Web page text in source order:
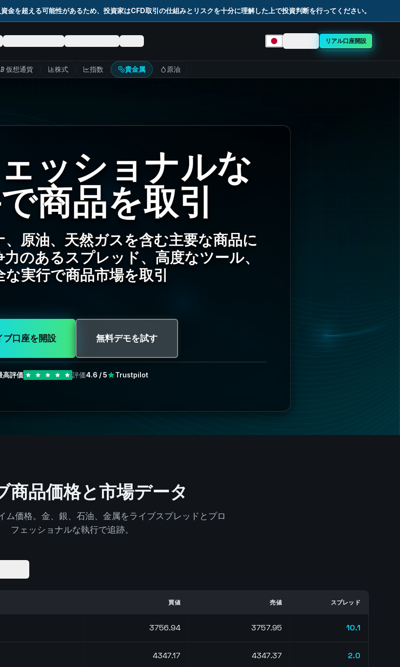
を超える可能性があるため、投資家はCFD取引の仕組みとリスクを十分に理解した上で投資判断を行ってください。
言語を選択
リアル口座開設
仮想通貨 株式 指数 貴金属 原油
ッショナルな
商品を取引
原油、天然ガスを含む主要な商品に
のあるスプレッド、高度なツール、
な実行で商品市場を取引
ブ口座を開設 無料デモを試す
高評価 評価4.6 / 5 Trustpilot
商品価格と市場データ
ム価格。金、銀、石油、金属をライブスプレッドとプロ
フェッショナルな執行で追跡。
買値 売値 スプレッド
3756.76 3757.77 10.1
4347.23 4347.41 1.8